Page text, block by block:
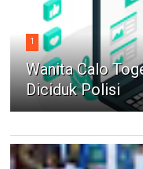
1
Wanita Calo
Diciduk Polisi